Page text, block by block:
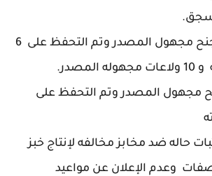
سجق.
تحرير محضرين جنح مجهول المصدر وتم التحفظ على 6
مجهول المصدر وتم التحفظ على
إثبات حاله ضد مخابز مخالفه لإنتاج خبز
وعدم الإعلان عن مواعيد